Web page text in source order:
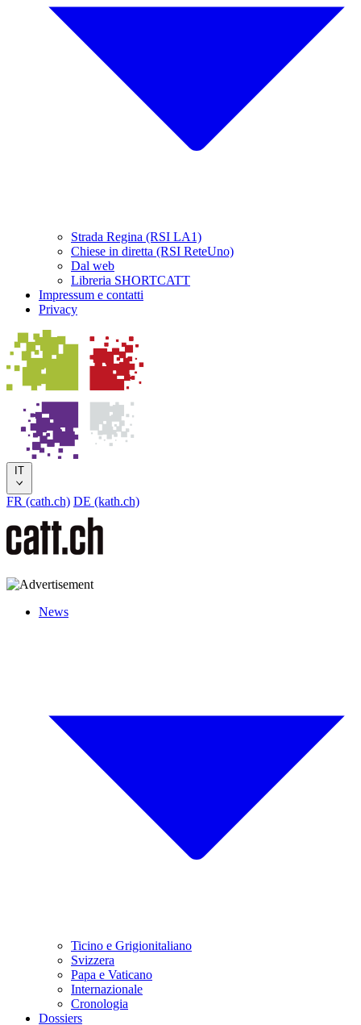
Strada Regina (RSI LA1)
Chiese in diretta (RSI ReteUno)
Dal web
Libreria SHORTCATT
Impressum e contatti
Privacy
IT
FR (cath.ch) DE (kath.ch)
News
Ticino e Grigionitaliano
Svizzera
Papa e Vaticano
Internazionale
Cronologia
Dossiers